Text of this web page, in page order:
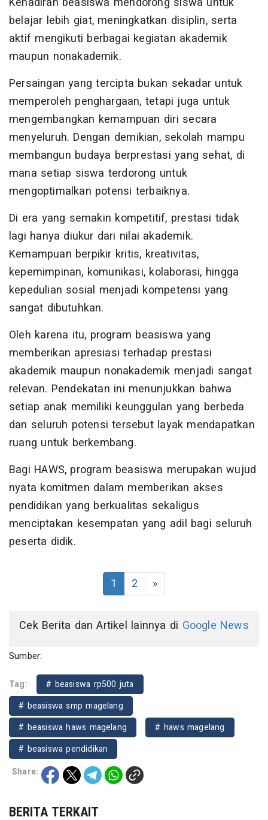
belajar lebih giat, meningkatkan disiplin, serta
aktif mengikuti berbagai kegiatan akademik
maupun nonakademik.
Persaingan yang tercipta bukan sekadar untuk
memperoleh penghargaan, tetapi juga untuk
mengembangkan kemampuan diri secara
menyeluruh. Dengan demikian, sekolah mampu
membangun budaya berprestasi yang sehat, di
mana setiap siswa terdorong untuk
mengoptimalkan potensi terbaiknya.
Di era yang semakin kompetitif, prestasi tidak
lagi hanya diukur dari nilai akademik.
Kemampuan berpikir kritis, kreativitas,
kepemimpinan, komunikasi, kolaborasi, hingga
kepedulian sosial menjadi kompetensi yang
sangat dibutuhkan.
Oleh karena itu, program beasiswa yang
memberikan apresiasi terhadap prestasi
akademik maupun nonakademik menjadi sangat
relevan. Pendekatan ini menunjukkan bahwa
setiap anak memiliki keunggulan yang berbeda
dan seluruh potensi tersebut layak mendapatkan
ruang untuk berkembang.
Bagi HAWS, program beasiswa merupakan wujud
nyata komitmen dalam memberikan akses
pendidikan yang berkualitas sekaligus
menciptakan kesempatan yang adil bagi seluruh
peserta didik.
1 2 »
Cek Berita dan Artikel lainnya di Google News
Sumber:
Tag:
# beasiswa rp500 juta
# beasiswa smp magelang
# beasiswa haws magelang
# haws magelang
# beasiswa pendidikan
Share:
BERITA TERKAIT